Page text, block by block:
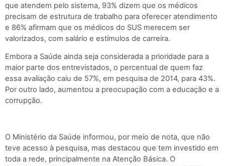
que atendem pelo sistema, 93% dizem que os médicos
precisam de estrutura de trabalho para oferecer atendimento
e 86% afirmam que os médicos do SUS merecem ser
valorizados, com salário e estímulos de carreira.
Embora a Saúde ainda seja considerada a prioridade para a
maior parte dos entrevistados, o percentual de quem faz
essa avaliação caiu de 57%, em pesquisa de 2014, para 43%.
Por outro lado, aumentou a preocupação com a educação e a
corrupção.
O Ministério da Saúde informou, por meio de nota, que não
teve acesso à pesquisa, mas destacou que tem investido em
toda a rede, principalmente na Atenção Básica. O